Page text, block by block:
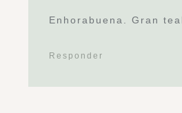
Enhorabuena. Gran
Responder